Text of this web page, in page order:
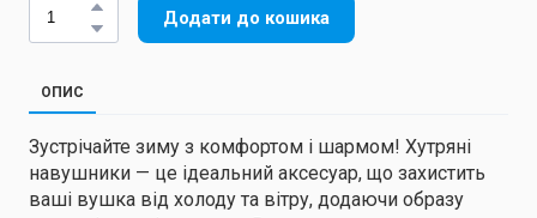
Додати до кошика
ОПИС
Зустрічайте зиму з комфортом і шармом! Хутряні
навушники — це ідеальний аксесуар, що захистить
ваші вушка від холоду та вітру, додаючи образу